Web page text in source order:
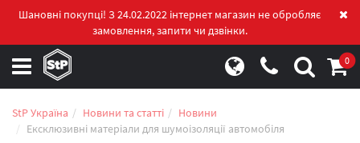
Шановні покупці! З 24.02.2022 інтернет магазин не обробляє
замовлення, запити чи дзвінки.
0
StP Україна Новини та статті
Новини
Ексклюзивні матеріали для шумоізоляції автомобіля